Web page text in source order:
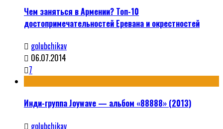
Чем заняться в Армении? Топ-10
достопримечательностей Еревана и окрестностей
golubchikav
06.07.2014
7
Инди-группа Joywave — альбом «88888» (2013)
golubchikav